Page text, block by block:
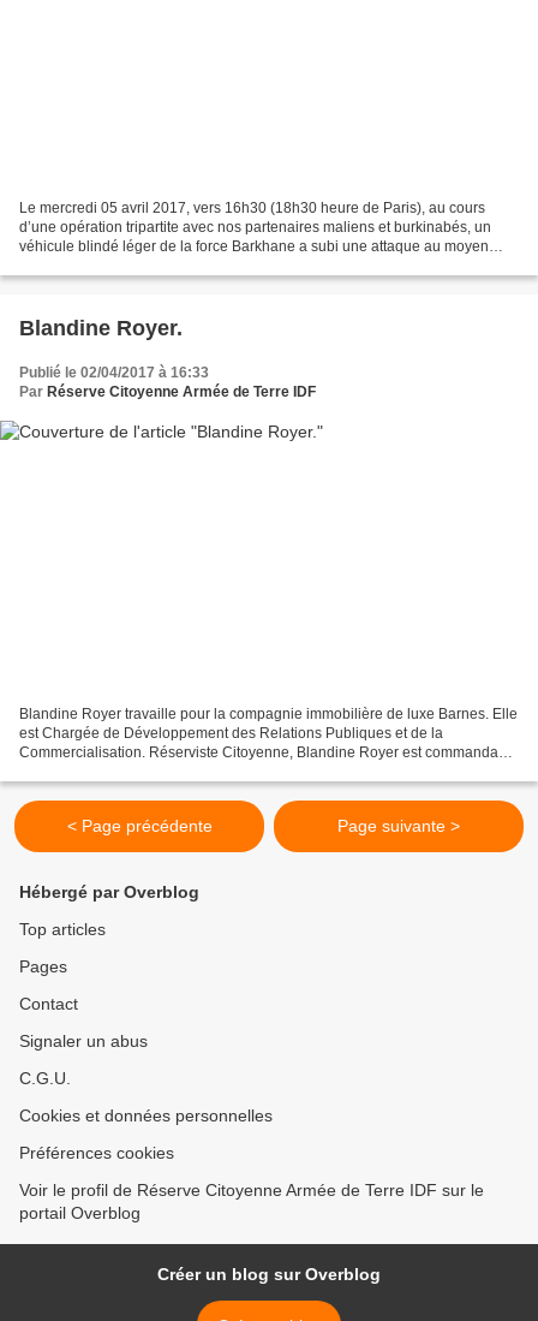
Le mercredi 05 avril 2017, vers 16h30 (18h30 heure de Paris), au cours
d’une opération tripartite avec nos partenaires maliens et burkinabés, un
véhicule blindé léger de la force Barkhane a subi une attaque au moyen
Blandine Royer.
Publié le 02/04/2017 à 16:33
Par Réserve Citoyenne Armée de Terre IDF
Blandine Royer travaille pour la compagnie immobilière de luxe Barnes. Elle
est Chargée de Développement des Relations Publiques et de la
Commercialisation. Réserviste Citoyenne, Blandine Royer est commandant
< Page précédente Page suivante >
Hébergé par Overblog
Top articles
Pages
Contact
Signaler un abus
C.G.U.
Cookies et données personnelles
Préférences cookies
Voir le profil de Réserve Citoyenne Armée de Terre IDF sur le
portail Overblog
Créer un blog sur Overblog